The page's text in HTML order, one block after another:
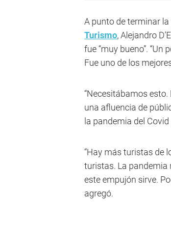
A punto de terminar
Turismo, Alejandro
fue “muy bueno”.
Fue uno de los
“Necesitábamos esto.
una afluencia de
la pandemia del
“Hay más turistas de
turistas. La pandemia
este empujón sirve.
agregó.